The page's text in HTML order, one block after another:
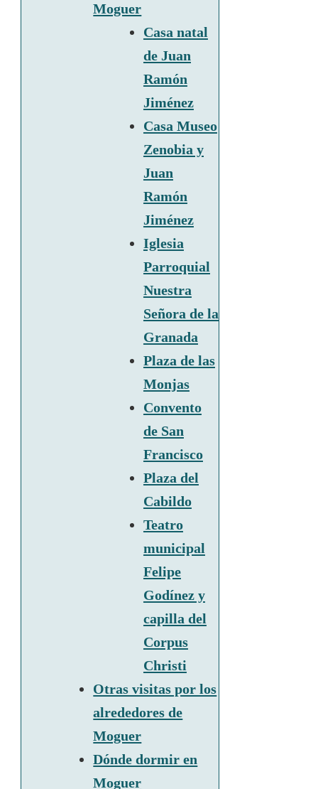
Moguer
Casa natal
de Juan
Ramón
Jiménez
Casa Museo
Zenobia y
Juan
Ramón
Jiménez
Iglesia
Parroquial
Nuestra
Señora de la
Granada
Plaza de las
Monjas
Convento
de San
Francisco
Plaza del
Cabildo
Teatro
municipal
Felipe
Godínez y
capilla del
Corpus
Christi
Otras visitas por los
alrededores de
Moguer
Dónde dormir en
Moguer